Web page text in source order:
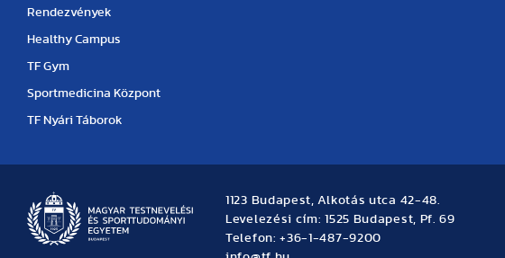
Rendezvények
Healthy Campus
TF Gym
Sportmedicina Központ
TF Nyári Táborok
1123 Budapest, Alkotás utca 42-48.
Levelezési cím: 1525 Budapest, Pf. 69
Telefon: +36-1-487-9200